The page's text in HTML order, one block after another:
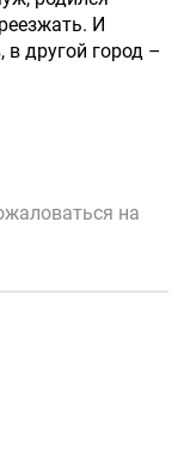
И
в другой город –
на